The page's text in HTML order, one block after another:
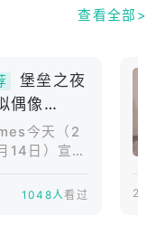
，新的武器和物
完整游戏。随时随
。
Squad up and
in Battle
查看全部>
堡垒之夜
偶像
将于1月
竞技赛事
式开幕
今天（2
14日）宣
17日凌晨1
1048人看过